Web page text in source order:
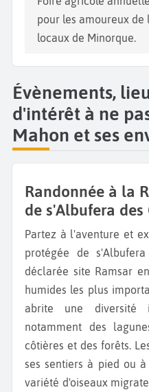
pour les amoureux
locaux de Minorque.
Évènements,
d'intérêt à ne
Mahon et ses
Randonnée à la Réserve Naturelle
de s'Albufera des
Partez à l'aventure et explorez la réserve naturelle
protégée de
déclarée site Ramsar
humides les plus
abrite une diversité
notamment des
côtières et des forêts.
ses sentiers à pied ou
variété d'oiseaux